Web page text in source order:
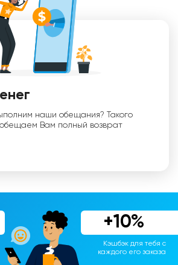
наши обещания? Такого
Вам полный возврат
+10%
Кэшбэк для тебя с
каждого его заказа